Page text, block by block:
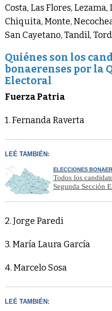
Costa, Las Flores,
Chiquita, Monte,
San Cayetano, Tandil,
Quiénes son los
bonaerenses por la
Electoral
Fuerza Patria
1. Fernanda Raverta
LEÉ TAMBIÉN:
ELECCIONES
Todos los
Segunda Sección
2. Jorge Paredi
3. María Laura García
4. Marcelo Sosa
LEÉ TAMBIÉN: